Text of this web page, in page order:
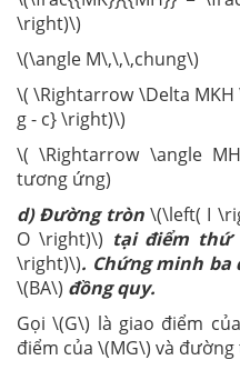
\right)\)
\(\angle M\,\,\,chung\)
\( \Rightarrow \Delta
g - c} \right)\)
\( \Rightarrow \angle
tương ứng)
d) Đường tròn\(\left( I
O \right)\) tại điểm thứ
\right)\). Chứng minh
\(BA\) đồng quy.
Gọi \(G\) là giao điểm
điểm của \(MG\) và